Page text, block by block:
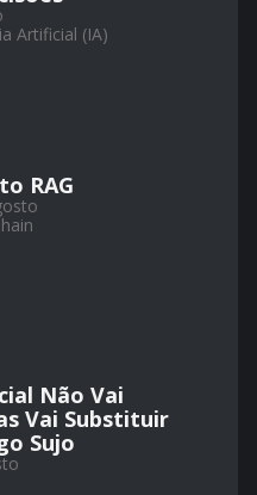
Artificial (IA)
RAG
Não Vai
Vai Substituir
Sujo